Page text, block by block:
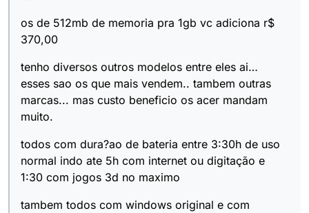
os de 512mb de memoria pra 1gb vc adiciona r$
370,00
tenho diversos outros modelos entre eles ai…
esses sao os que mais vendem.. tambem outras
marcas... mas custo beneficio os acer mandam
muito.
todos com dura?ao de bateria entre 3:30h de uso
normal indo ate 5h com internet ou digitação e
1:30 com jogos 3d no maximo
tambem todos com windows original e com